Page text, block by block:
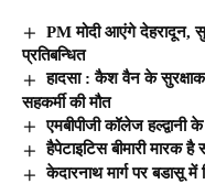
PM मोदी आएंगे देहरादून,
प्रतिबन्धित
हादसा : कैश वैन के
सहकर्मी की मौत
एमबीपीजी कॉलेज
हैपेटाइटिस बीमारी मारक
केदारनाथ मार्ग पर बडासू